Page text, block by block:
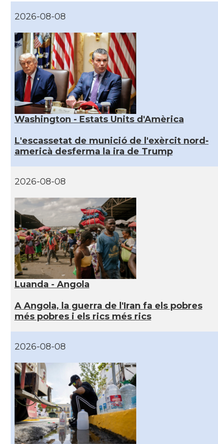
2026-08-08
Washington - Estats Units d'Amèrica
L'escassetat de munició de l'exèrcit nord-
americà desferma la ira de Trump
2026-08-08
Luanda - Angola
A Angola, la guerra de l'Iran fa els pobres
més pobres i els rics més rics
2026-08-08